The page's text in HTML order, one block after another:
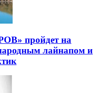
пройдет на
лайнапом и